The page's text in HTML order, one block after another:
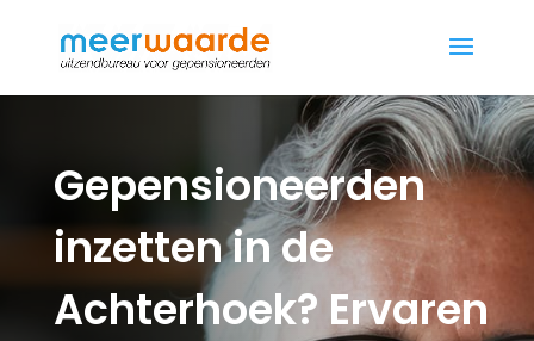
Gepensioneerden
inzetten in de
Achterhoek? Ervaren